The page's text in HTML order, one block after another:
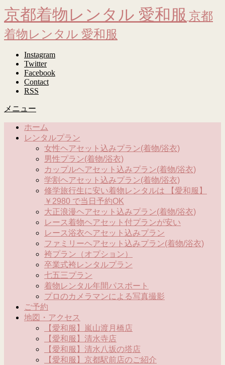
京都着物レンタル 愛和服 京都
着物レンタル 愛和服
Instagram
Twitter
Facebook
Contact
RSS
メニュー
ホーム
レンタルプラン
女性ヘアセット込みプラン(着物/浴衣)
男性プラン(着物/浴衣)
カップルヘアセット込みプラン(着物/浴衣)
学割ヘアセット込みプラン(着物/浴衣)
修学旅行生に安い着物レンタルは 【愛和服】
￥2980 で当日予約OK
大正浪漫ヘアセット込みプラン(着物/浴衣)
レース着物ヘアセット付プランが安い
レース浴衣ヘアセット込みプラン
ファミリーヘアセット込みプラン(着物/浴衣)
袴プラン（オプション）
卒業式袴レンタルプラン
七五三プラン
着物レンタル年間パスポート
プロのカメラマンによる写真撮影
ご予約
地図・アクセス
【愛和服】嵐山渡月橋店
【愛和服】清水寺店
【愛和服】清水八坂の塔店
【愛和服】京都駅前店のご紹介